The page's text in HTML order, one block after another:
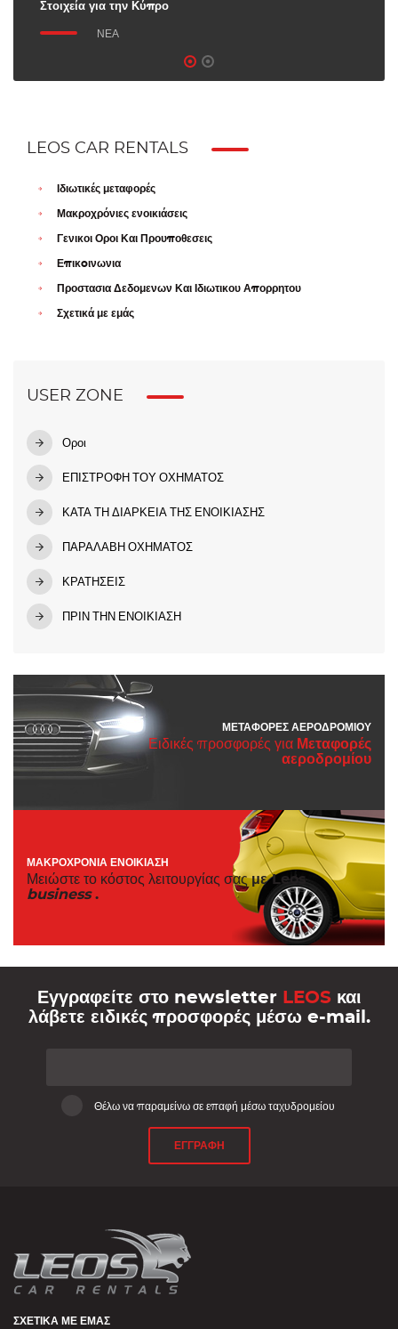
Στοιχεία για την Κύπρο
ΝΈΑ
LEOS CAR RENTALS
Ιδιωτικές μεταφορές
Μακροχρόνιες ενοικιάσεις
Γενικοι Οροι Και Προυποθεσεις
Επικoινωνια
Προστασια Δεδομενων Και Ιδιωτικου Απορρητου
Σχετικά με εμάς
USER ZONE
Οροι
ΕΠΙΣΤΡΟΦΗ ΤΟΥ ΟΧΗΜΑΤΟΣ
ΚΑΤΑ ΤΗ ΔΙΑΡΚΕΙΑ ΤΗΣ ΕΝΟΙΚΙΑΣΗΣ
ΠΑΡΑΛΑΒΗ ΟΧΗΜΑΤΟΣ
ΚΡΑΤΗΣΕΙΣ
ΠΡΙΝ ΤΗΝ ΕΝΟΙΚΙΑΣΗ
ΜΕΤΑΦΟΡΈΣ ΑΕΡΟΔΡΟΜΊΟΥ
Ειδικές προσφορές για Μεταφορές
αεροδρομίου
ΜΑΚΡΟΧΡΌΝΙΑ ΕΝΟΙΚΊΑΣΗ
Μειώστε το κόστος λειτουργίας σαςμε Leos
business.
Εγγραφείτε στο newsletter LEOSκαι
λάβετε ειδικές προσφορές μέσω e-mail.
Θέλω να παραμείνω σε επαφή μέσω ταχυδρομείου
ΕΓΓΡΑΦΗ
ΣΧΕΤΙΚΆ ΜΕ ΕΜΆΣ